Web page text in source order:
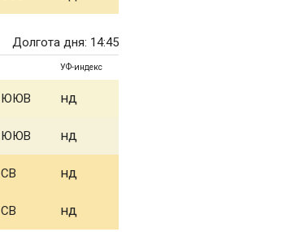
Долгота дня: 14:45
УФ-индекс
ЮЮВ нд
ЮЮВ нд
СВ нд
СВ нд